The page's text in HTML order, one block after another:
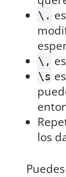
\.
\,
\s
los